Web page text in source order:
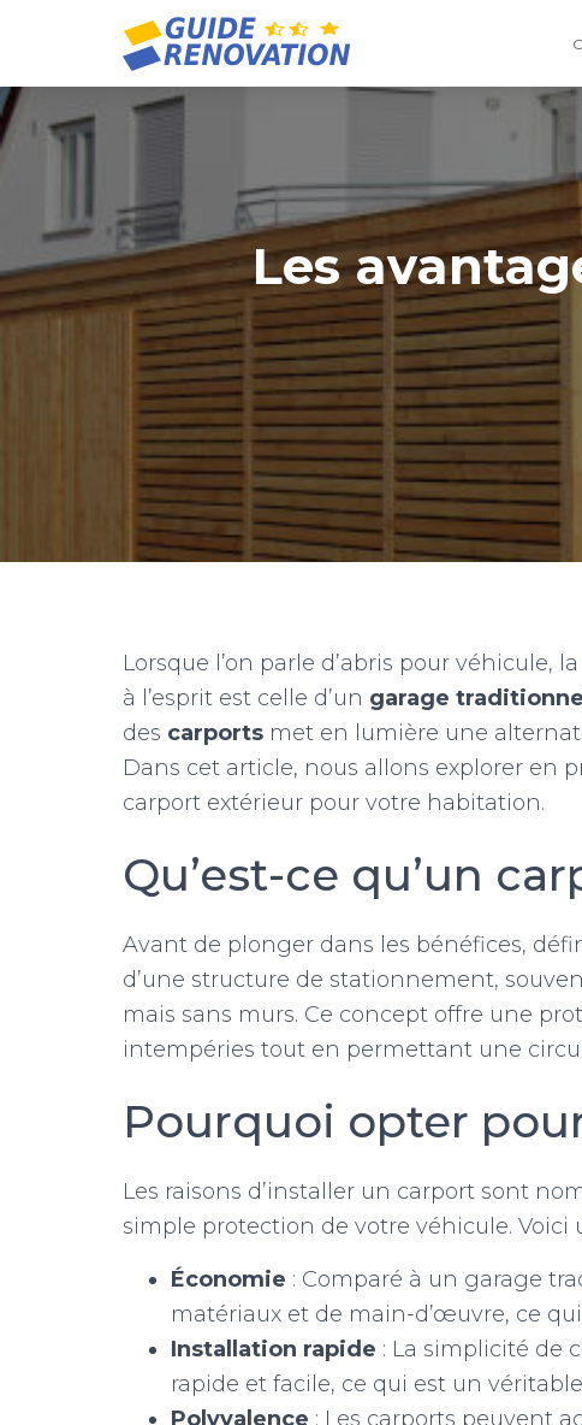
Les
Lorsque l’on parle d’abris pour
à l’esprit est celle d’un garage traditionnel
des carports met en lumière une
Dans cet article, nous allons explorer en
carport extérieur pour votre habitation.
Qu’est-ce qu’un
Avant de plonger dans les bénéfices,
d’une structure de stationnement,
mais sans murs. Ce concept offre une
intempéries tout en permettant une
Pourquoi opter
Les raisons d’installer un carport sont
simple protection de votre véhicule.
Économie : Comparé à un garage
matériaux et de main-d’œuvre, ce
Installation rapide : La simplicité de
rapide et facile, ce qui est un
Polyvalence : Les carports peuvent